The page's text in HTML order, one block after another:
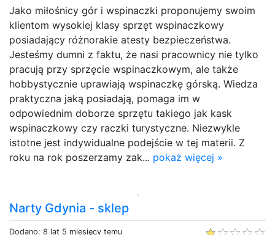
Jako miłośnicy gór i wspinaczki proponujemy swoim
klientom wysokiej klasy sprzęt wspinaczkowy
posiadający różnorakie atesty bezpieczeństwa.
Jesteśmy dumni z faktu, że nasi pracownicy nie tylko
pracują przy sprzęcie wspinaczkowym, ale także
hobbystycznie uprawiają wspinaczkę górską. Wiedza
praktyczna jaką posiadają, pomaga im w
odpowiednim doborze sprzętu takiego jak kask
wspinaczkowy czy raczki turystyczne. Niezwykle
istotne jest indywidualne podejście w tej materii. Z
roku na rok poszerzamy zak... pokaż więcej »
Narty Gdynia - sklep
Dodano: 8 lat 5 miesięcy temu